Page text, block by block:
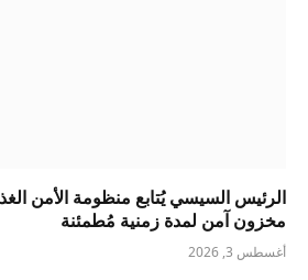
الرئيس السيسي يُتابع منظومة الأمن
مخزون آمن لمدة زمنية مُطمئنة
أغسطس 3, 2026